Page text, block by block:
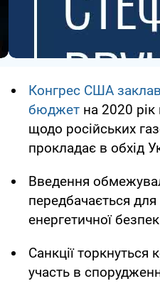
Конгрес США
бюджет на 2020 рік
щодо російських
прокладає в обхід
Введення
передбачається
енергетичної
Санкції торкнуться
участь в